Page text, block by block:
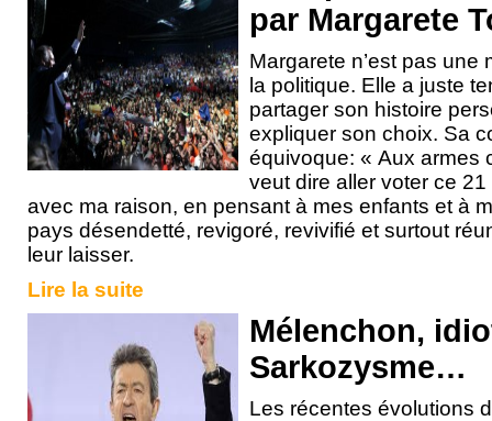
par Margarete
Margarete n’est pas une
la politique. Elle a juste
partager son histoire
expliquer son choix. Sa
équivoque: « Aux armes
veut dire aller voter ce
avec ma raison, en pensant à mes enfants et à
pays désendetté, revigoré, revivifié et surtout
leur laisser.
Lire la suite
Mélenchon,
Sarkozysme…
Les récentes évolutions